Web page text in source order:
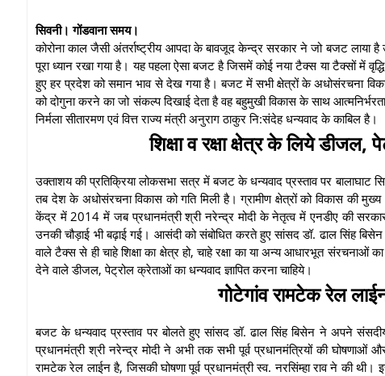
सिवनी। गोंडवाना समय।
कोरोना काल जैसी अंतर्राष्ट्रीय आपदा के बावजूद केन्द्र सरकार ने जो बजट लाया
पूरा ध्यान रखा गया है। यह पहला ऐसा बजट है जिसमें कोई नया टैक्स या टैक्सों में
हुए हर प्रदेश को समान भाव से देख गया है। बजट में सभी क्षेत्रों के अधोसंरचना
को दोगुना करने का जो संकल्प दिखाई देता है वह बहुमुखी विकास के साथ
निर्मला सीतारमण एवं वित्त राज्य मंत्री अनुराग ठाकुर नि:संदेह धन्यवाद के काबिल है।
शिक्षा व रक्षा क्षेत्र के लिये डीजल,
उक्ताशय की प्रतिक्रिया लोकसभा सत्र में बजट के धन्यवाद प्रस्ताव पर बालाघाट
तब देश के अधोसंरचना विकास को गति मिली है। ग्रामीण क्षेत्रों को विकास की
केंद्र में 2014 में जब प्रधानमंत्री श्री नरेन्द्र मोदी के नेतृत्व में एनडीए की
उनकी चौड़ाई भी बढ़ाई गई। आसंदी को संबोधित करते हुए सांसद डॉ. ढाल सिंह
वाले टैक्स से ही चाहे शिक्षा का क्षेत्र हो, चाहे रक्षा का या अन्य आधारभूत
देने वाले डीजल, पेट्रोल क्रेताओं का धन्यवाद ज्ञापित करना चाहिये।
गोटेगांव रामटेक रेल
बजट के धन्यवाद प्रस्ताव पर बोलते हुए सांसद डॉ. ढाल सिंह बिसेन ने अपने
प्रधानमंत्री श्री नरेन्द्र मोदी ने अभी तक सभी पूर्व प्रधानमंत्रियों की
रामटेक रेल लाईन है, जिसकी घोषणा पूर्व प्रधानमंत्री स्व. नरसिंम्हा राव ने की